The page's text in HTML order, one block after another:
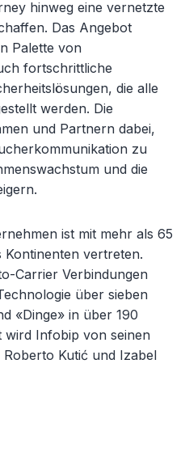
hinweg eine vernetzte
Das Angebot
Palette von
fortschrittliche
die alle
werden. Die
und Partnern dabei,
zu
und die
ist mit mehr als 65
Kontinenten vertreten.
Carrier Verbindungen
über sieben
«Dinge» in über 190
wird Infobip von seinen
Kutić und Izabel